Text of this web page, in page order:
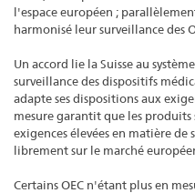
l'espace européen ;
harmonisé leur surveillance des
Un accord lie la Suisse au
surveillance des dispositifs
adapte ses dispositions aux
mesure garantit que les produits
exigences élevées en matière de
librement sur le marché
Certains OEC n'étant plus en